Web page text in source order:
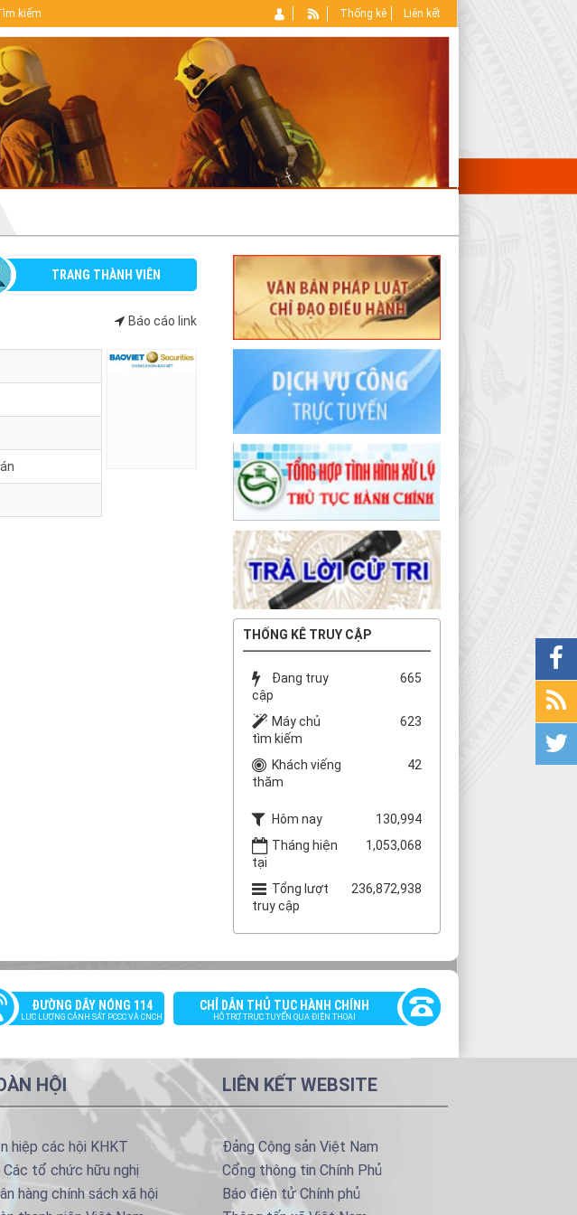
kiếm Thống kê Liên kết
TRANG THÀNH VIÊN
Báo cáo link
THỐNG KÊ TRUY CẬP
Đang truy
cập
665
Máy chủ
tìm kiếm
623
Khách viếng
thăm
42
Hôm nay
130,994
Tháng hiện
tại
1,053,068
Tổng lượt
truy cập
236,872,938
ĐƯỜNG DÂY NÓNG 114
LỰC LƯỢNG CẢNH SÁT PCCC VÀ CNCH
CHỈ DẪN THỦ TỤC HÀNH CHÍNH
HỖ TRỢ TRỰC TUYẾN QUA ĐIỆN THOẠI
HỘI
hiệp các hội KHKT
Các tổ chức hữu nghị
hàng chính sách xã hội
LIÊN KẾT WEBSITE
Đảng Cộng sản Việt Nam
Cổng thông tin Chính Phủ
Báo điện tử Chính phủ